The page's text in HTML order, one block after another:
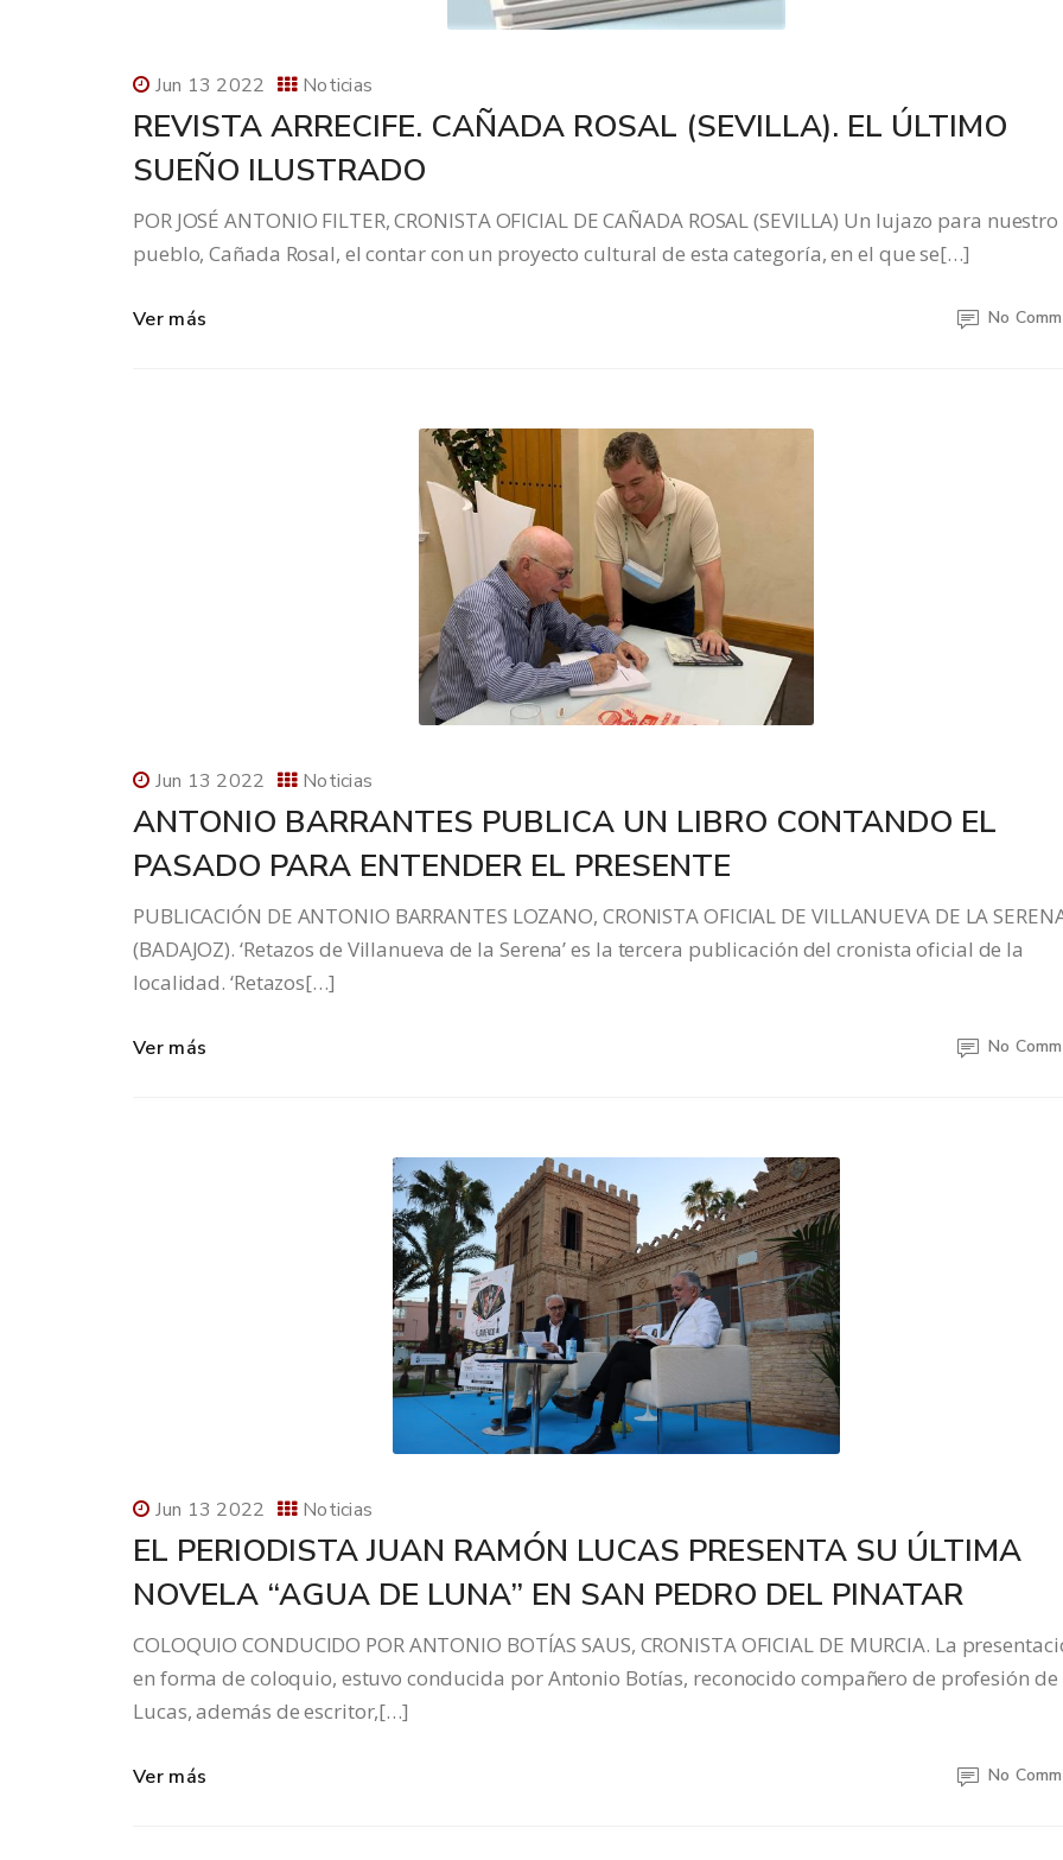
Jun 13 2022 Noticias
REVISTA ARRECIFE. CAÑADA ROSAL (SEVILLA). EL ÚLTIMO
SUEÑO ILUSTRADO
POR JOSÉ ANTONIO FILTER, CRONISTA OFICIAL DE CAÑADA ROSAL (SEVILLA) Un lujazo para nuestro
pueblo, Cañada Rosal, el contar con un proyecto cultural de esta categoría, en el que se[…]
Ver más No
Jun 13 2022 Noticias
ANTONIO BARRANTES PUBLICA UN LIBRO CONTANDO EL
PASADO PARA ENTENDER EL PRESENTE
PUBLICACIÓN DE ANTONIO BARRANTES LOZANO, CRONISTA OFICIAL DE VILLANUEVA DE LA
(BADAJOZ). ‘Retazos de Villanueva de la Serena’ es la tercera publicación del cronista oficial de la
localidad. ‘Retazos[…]
Ver más No
Jun 13 2022 Noticias
EL PERIODISTA JUAN RAMÓN LUCAS PRESENTA SU ÚLTIMA
NOVELA “AGUA DE LUNA” EN SAN PEDRO DEL PINATAR
COLOQUIO CONDUCIDO POR ANTONIO BOTÍAS SAUS, CRONISTA OFICIAL DE MURCIA. La
en forma de coloquio, estuvo conducida por Antonio Botías, reconocido compañero de profesión de
Lucas, además de escritor,[…]
Ver más No